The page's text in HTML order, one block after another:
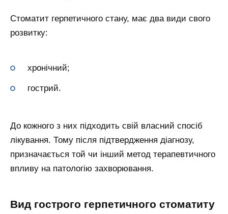
Стоматит герпетичного стану, має два види свого
розвитку:
хронічний;
гострий.
До кожного з них підходить свій власний спосіб
лікування. Тому після підтвердження діагнозу,
призначається той чи інший метод терапевтичного
впливу на патологію захворювання.
Вид гострого герпетичного стоматиту